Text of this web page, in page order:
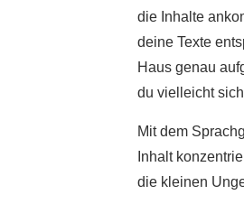
die Inhalte
deine Texte
Haus genau
du vielleicht
Mit dem
Inhalt
die kleinen